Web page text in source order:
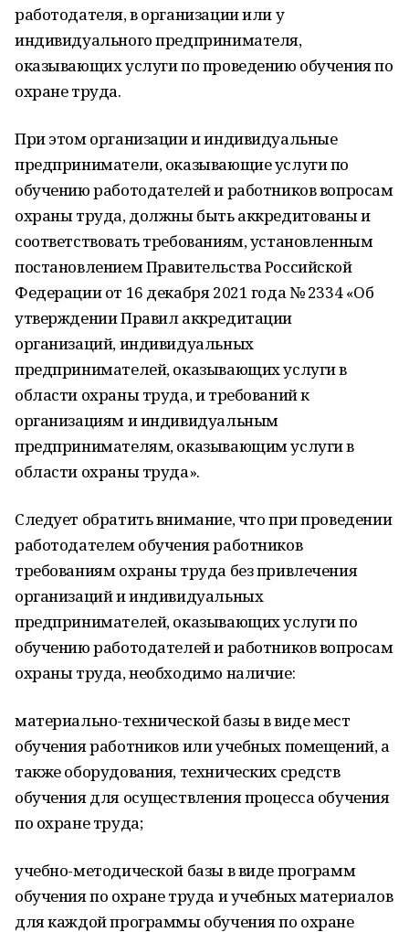
работодателя, в организации или у
индивидуального предпринимателя,
оказывающих услуги по проведению обучения по
охране труда.
При этом организации и индивидуальные
предприниматели, оказывающие услуги по
обучению работодателей и работников вопросам
охраны труда, должны быть аккредитованы и
соответствовать требованиям, установленным
постановлением Правительства Российской
Федерации от 16 декабря 2021 года № 2334 «Об
утверждении Правил аккредитации
организаций, индивидуальных
предпринимателей, оказывающих услуги в
области охраны труда, и требований к
организациям и индивидуальным
предпринимателям, оказывающим услуги в
области охраны труда».
Следует обратить внимание, что при проведении
работодателем обучения работников
требованиям охраны труда без привлечения
организаций и индивидуальных
предпринимателей, оказывающих услуги по
обучению работодателей и работников вопросам
охраны труда, необходимо наличие:
материально-технической базы в виде мест
обучения работников или учебных помещений, а
также оборудования, технических средств
обучения для осуществления процесса обучения
по охране труда;
учебно-методической базы в виде программ
обучения по охране труда и учебных материалов
для каждой программы обучения по охране